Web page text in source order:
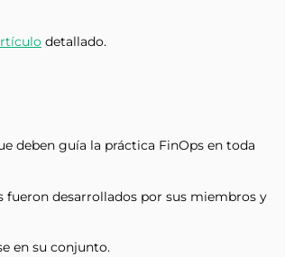
detallado.
deben guía la práctica FinOps en toda
desarrollados por sus miembros y
en su conjunto.